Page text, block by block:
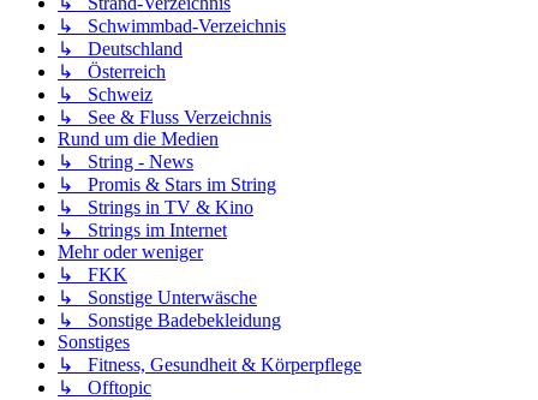
↳ Schwimmbad-Verzeichnis
↳ Deutschland
↳ Österreich
↳ Schweiz
↳ See & Fluss Verzeichnis
Rund um die Medien
↳ String - News
↳ Promis & Stars im String
↳ Strings in TV & Kino
↳ Strings im Internet
Mehr oder weniger
↳ FKK
↳ Sonstige Unterwäsche
↳ Sonstige Badebekleidung
Sonstiges
↳ Fitness, Gesundheit & Körperpflege
↳ Offtopic